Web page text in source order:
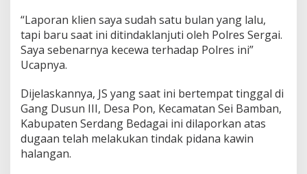
u
s
P
e
a
w
i
n
a
“Laporan klien saya sudah satu bulan yang lalu,
tapi baru saat ini ditindaklanjuti oleh Polres Sergai.
Saya sebenarnya kecewa terhadap Polres ini”
Ucapnya.
Dijelaskannya, JS yang saat ini bertempat tinggal di
Gang Dusun III, Desa Pon, Kecamatan Sei Bamban,
Kabupaten Serdang Bedagai ini dilaporkan atas
dugaan telah melakukan tindak pidana kawin
halangan.